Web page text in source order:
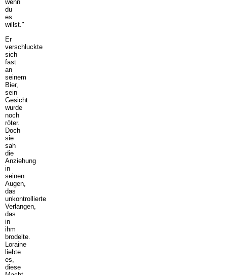
wenn
du
es
willst."
Er
verschluckte
sich
fast
an
seinem
Bier,
sein
Gesicht
wurde
noch
röter.
Doch
sie
sah
die
Anziehung
in
seinen
Augen,
das
unkontrollierte
Verlangen,
das
in
ihm
brodelte.
Loraine
liebte
es,
diese